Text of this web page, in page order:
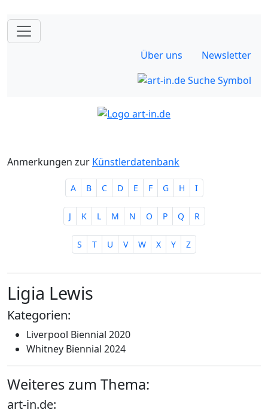
Über uns Newsletter
Anmerkungen zur Künstlerdatenbank
A B C D E F G H I
J K L M N O P Q R
S T U V W X Y Z
Ligia Lewis
Kategorien:
Liverpool Biennial 2020
Whitney Biennial 2024
Weiteres zum Thema:
art-in.de: